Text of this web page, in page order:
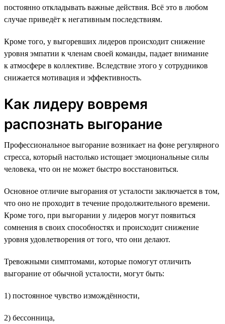
постоянно откладывать важные действия. Всё это в любом
случае приведёт к негативным последствиям.
Кроме того, у выгоревших лидеров происходит снижение
уровня эмпатии к членам своей команды, падает внимание
к атмосфере в коллективе. Вследствие этого у сотрудников
снижается мотивация и эффективность.
Как лидеру вовремя
распознать выгорание
Профессиональное выгорание возникает на фоне регулярного
стресса, который настолько истощает эмоциональные силы
человека, что он не может быстро восстановиться.
Основное отличие выгорания от усталости заключается в том,
что оно не проходит в течение продолжительного времени.
Кроме того, при выгорании у лидеров могут появиться
сомнения в своих способностях и происходит снижение
уровня удовлетворения от того, что они делают.
Тревожными симптомами, которые помогут отличить
выгорание от обычной усталости, могут быть:
1) постоянное чувство измождённости,
2) бессонница,